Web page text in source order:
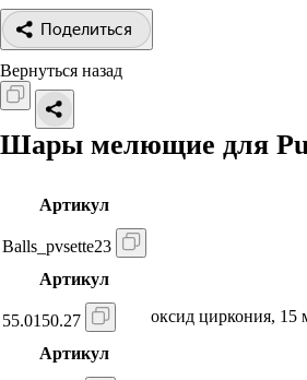
Поделиться
Вернуться назад
Шары мелющие для
Артикул
Balls_pvsette23
Артикул
55.0150.27 оксид циркония, 15
Артикул